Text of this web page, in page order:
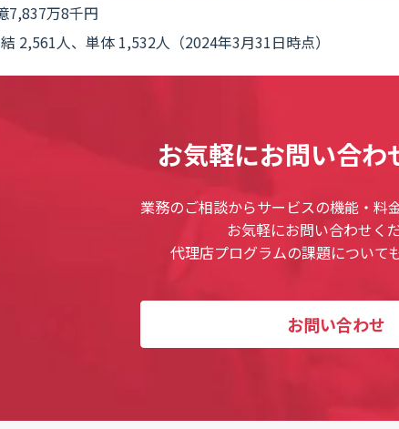
7,837万8千円
2,561人、単体 1,532人（2024年3月31日時点）
お気軽にお問い合わ
業務のご相談からサービスの機能・料
お気軽にお問い合わせく
代理店プログラムの課題について
お問い合わせ